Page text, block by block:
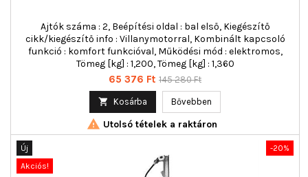
Ajtók száma : 2, Beépítési oldal : bal első, Kiegészítő
cikk/kiegészítő info : Villanymotorral, Kombinált kapcsoló
funkció : komfort funkcióval, Működési mód : elektromos,
Tömeg [kg] : 1,200, Tömeg [kg] : 1,360
Ár
65 376 Ft Normál
145 280 Ft
 Kosárba Bővebben
 Utolsó tételek a raktáron
-20%
Új
Akciós!